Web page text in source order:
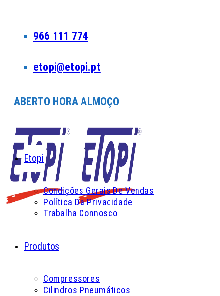
966 111 774
etopi@etopi.pt
ABERTO HORA ALMOÇO
Etopi
Condições Gerais De Vendas
Política Da Privacidade
Trabalha Connosco
Produtos
Compressores
Cilindros Pneumáticos